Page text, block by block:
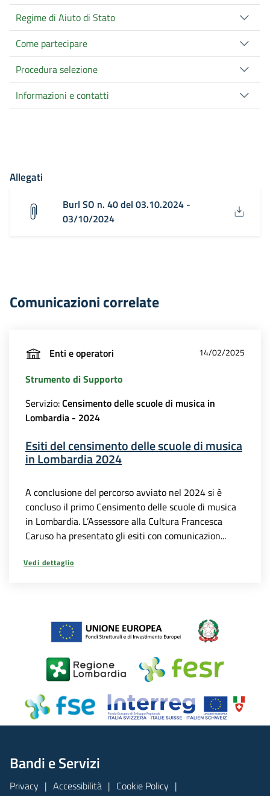
Regime di Aiuto di Stato
Come partecipare
Procedura selezione
Informazioni e contatti
Allegati
Burl SO n. 40 del 03.10.2024 -
03/10/2024
Comunicazioni correlate
Enti e operatori 14/02/2025
Strumento di Supporto
Servizio:Censimento delle scuole di musica in
Lombardia - 2024
Esiti del censimento delle scuole di musica
in Lombardia 2024
A conclusione del percorso avviato nel 2024 si è
concluso il primo Censimento delle scuole di musica
in Lombardia. L’Assessore alla Cultura Francesca
Caruso ha presentato gli esiti con comunicazion...
Vedi dettaglio
Bandi e Servizi
Privacy Accessibilità Cookie Policy